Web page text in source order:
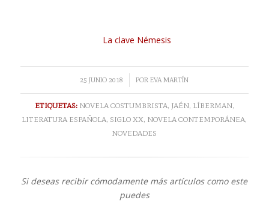
La clave Némesis
25 JUNIO 2018
/ POREVA MARTÍN
ETIQUETAS: NOVELA COSTUMBRISTA, JAÉN, LÍBERMAN,
LITERATURA ESPAÑOLA, SIGLO XX, NOVELA CONTEMPORÁNEA,
NOVEDADES
Si deseas recibir cómodamente más artículos como este
puedes